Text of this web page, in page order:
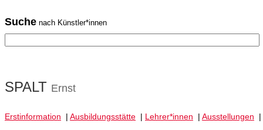
Suche nach Künstler*innen
SPALT Ernst
Erstinformation | Ausbildungsstätte | Lehrer*innen | Ausstellungen |